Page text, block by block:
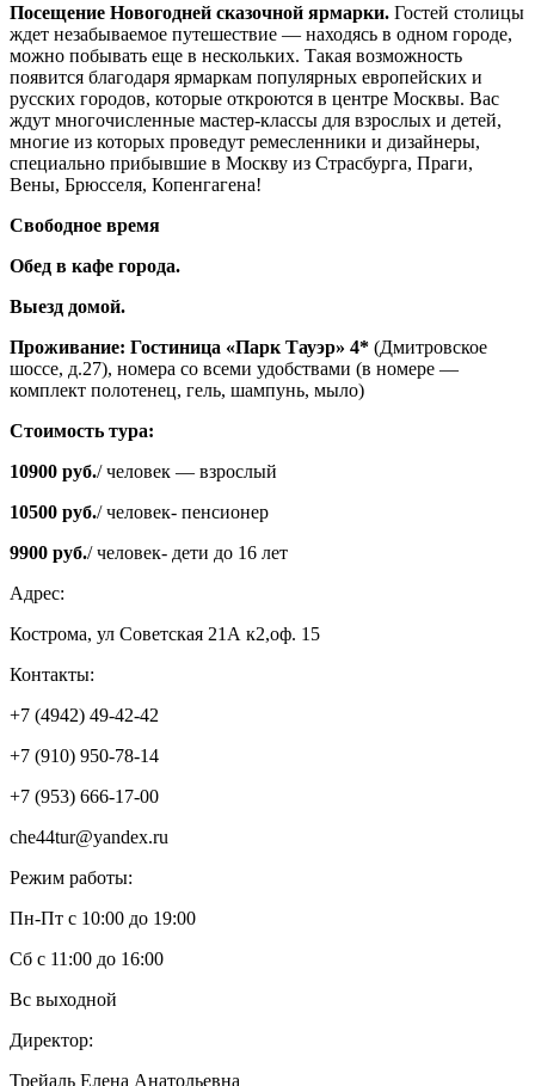
Посещение Новогодней сказочной ярмарки. Гостей столицы
ждет незабываемое путешествие — находясь в одном городе,
можно побывать еще в нескольких. Такая возможность
появится благодаря ярмаркам популярных европейских и
русских городов, которые откроются в центре Москвы. Вас
ждут многочисленные мастер-классы для взрослых и детей,
многие из которых проведут ремесленники и дизайнеры,
специально прибывшие в Москву из Страсбурга, Праги,
Вены, Брюсселя, Копенгагена!
Свободное время
Обед в кафе города.
Выезд домой.
Проживание: Гостиница «Парк Тауэр» 4* (Дмитровское
шоссе, д.27), номера со всеми удобствами (в номере —
комплект полотенец, гель, шампунь, мыло)
Стоимость тура:
10900 руб./ человек — взрослый
10500 руб./ человек- пенсионер
9900 руб./ человек- дети до 16 лет
Адрес:
Кострома, ул Советская 21А к2,оф. 15
Контакты:
+7 (4942) 49-42-42
+7 (910) 950-78-14
+7 (953) 666-17-00
che44tur@yandex.ru
Режим работы:
Пн-Пт с 10:00 до 19:00
Сб с 11:00 до 16:00
Вс выходной
Директор:
Трейаль Елена Анатольевна